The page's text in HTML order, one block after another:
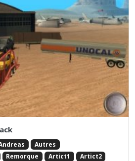
Autres
Remorque Artict1
Artict2